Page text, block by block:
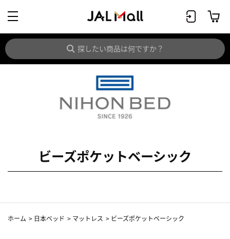
ビーズポケットベーシック
ホーム > 日本ベッド > マットレス > ビーズポケットベーシック